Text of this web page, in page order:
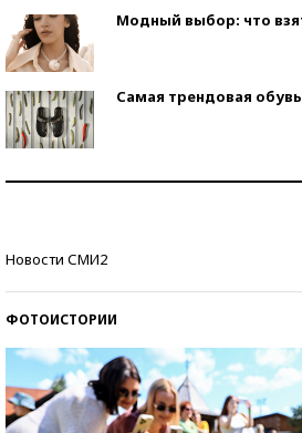
Модный выбор: что
Самая трендовая обувь
Новости СМИ2
ФОТОИСТОРИИ